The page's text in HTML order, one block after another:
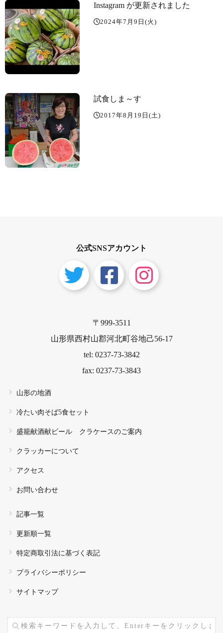
Instagram が更新されました
2024年7月9日(火)
試食しま～す
2017年8月19日(土)
公式SNSアカウント
〒999-3511
山形県西村山郡河北町谷地己56-17
tel: 0237-73-3842
fax: 0237-73-3843
山形の地酒
冷たい肉そば5食セット
盛籠献酒献ビール クラケースのご案内
クラッカーについて
アクセス
お問い合わせ
記事一覧
更新順一覧
特定商取引法に基づく表記
プライバシーポリシー
サイトマップ